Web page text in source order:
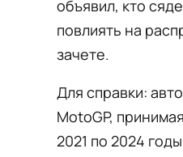
объявил, кто
повлиять на
зачете.
Для справки:
MotoGP,
2021 по 2024